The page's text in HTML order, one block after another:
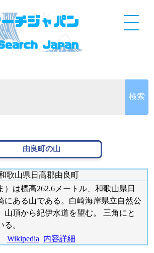
由良町の山
歌山県日高郡由良町
）は標高262.6メートル、和歌山県日
にある山である。白崎海岸県立自然公
山頂から紀伊水道を望む。 三角にと
。
Wikipedia 内容詳細